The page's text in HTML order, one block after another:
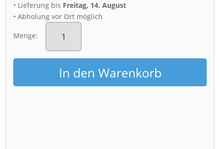
• Lieferung bis Freitag, 14. August
• Abholung vor Ort möglich
Menge:
Poster
(01623)
Meißen
zur
Blauen
Stunde
Menge
In den Warenkorb